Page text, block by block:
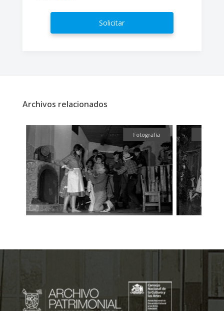
Solicitar
Archivos relacionados
Fotografía